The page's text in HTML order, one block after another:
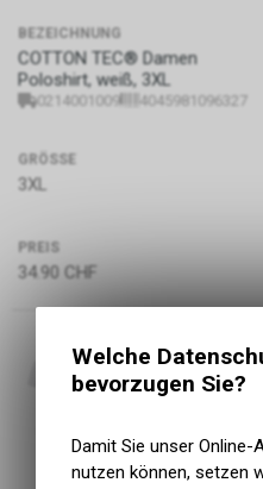
BEZEICHNUNG
COTTON TEC® Damen
Poloshirt, weiß, 3XL
0214001009 4045981096327
GRÖSSE
3XL
PREIS
34.90 CHF
Welche
bevorzugen Sie?
Damit Sie unser
nutzen können, setzen